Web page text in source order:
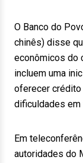
O Banco do
chinês) disse
econômicos do
incluem uma
oferecer crédito
dificuldades em
Em
autoridades do